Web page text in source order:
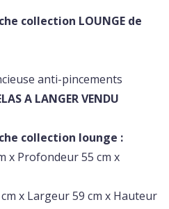
collection LOUNGE de
anti-pincements
A LANGER VENDU
collection lounge :
x Profondeur 55 cm x
x Largeur 59 cm x Hauteur